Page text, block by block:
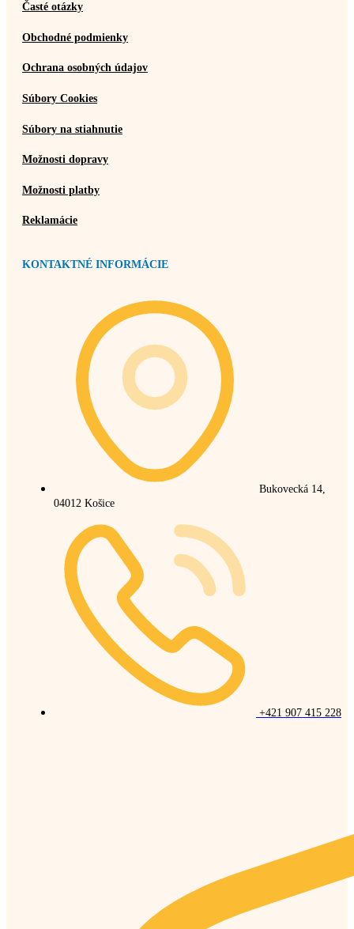
Časté otázky
Obchodné podmienky
Ochrana osobných údajov
Súbory Cookies
Súbory na stiahnutie
Možnosti dopravy
Možnosti platby
Reklamácie
KONTAKTNÉ INFORMÁCIE
Bukovecká 14,
04012 Košice
+421 907 415 228